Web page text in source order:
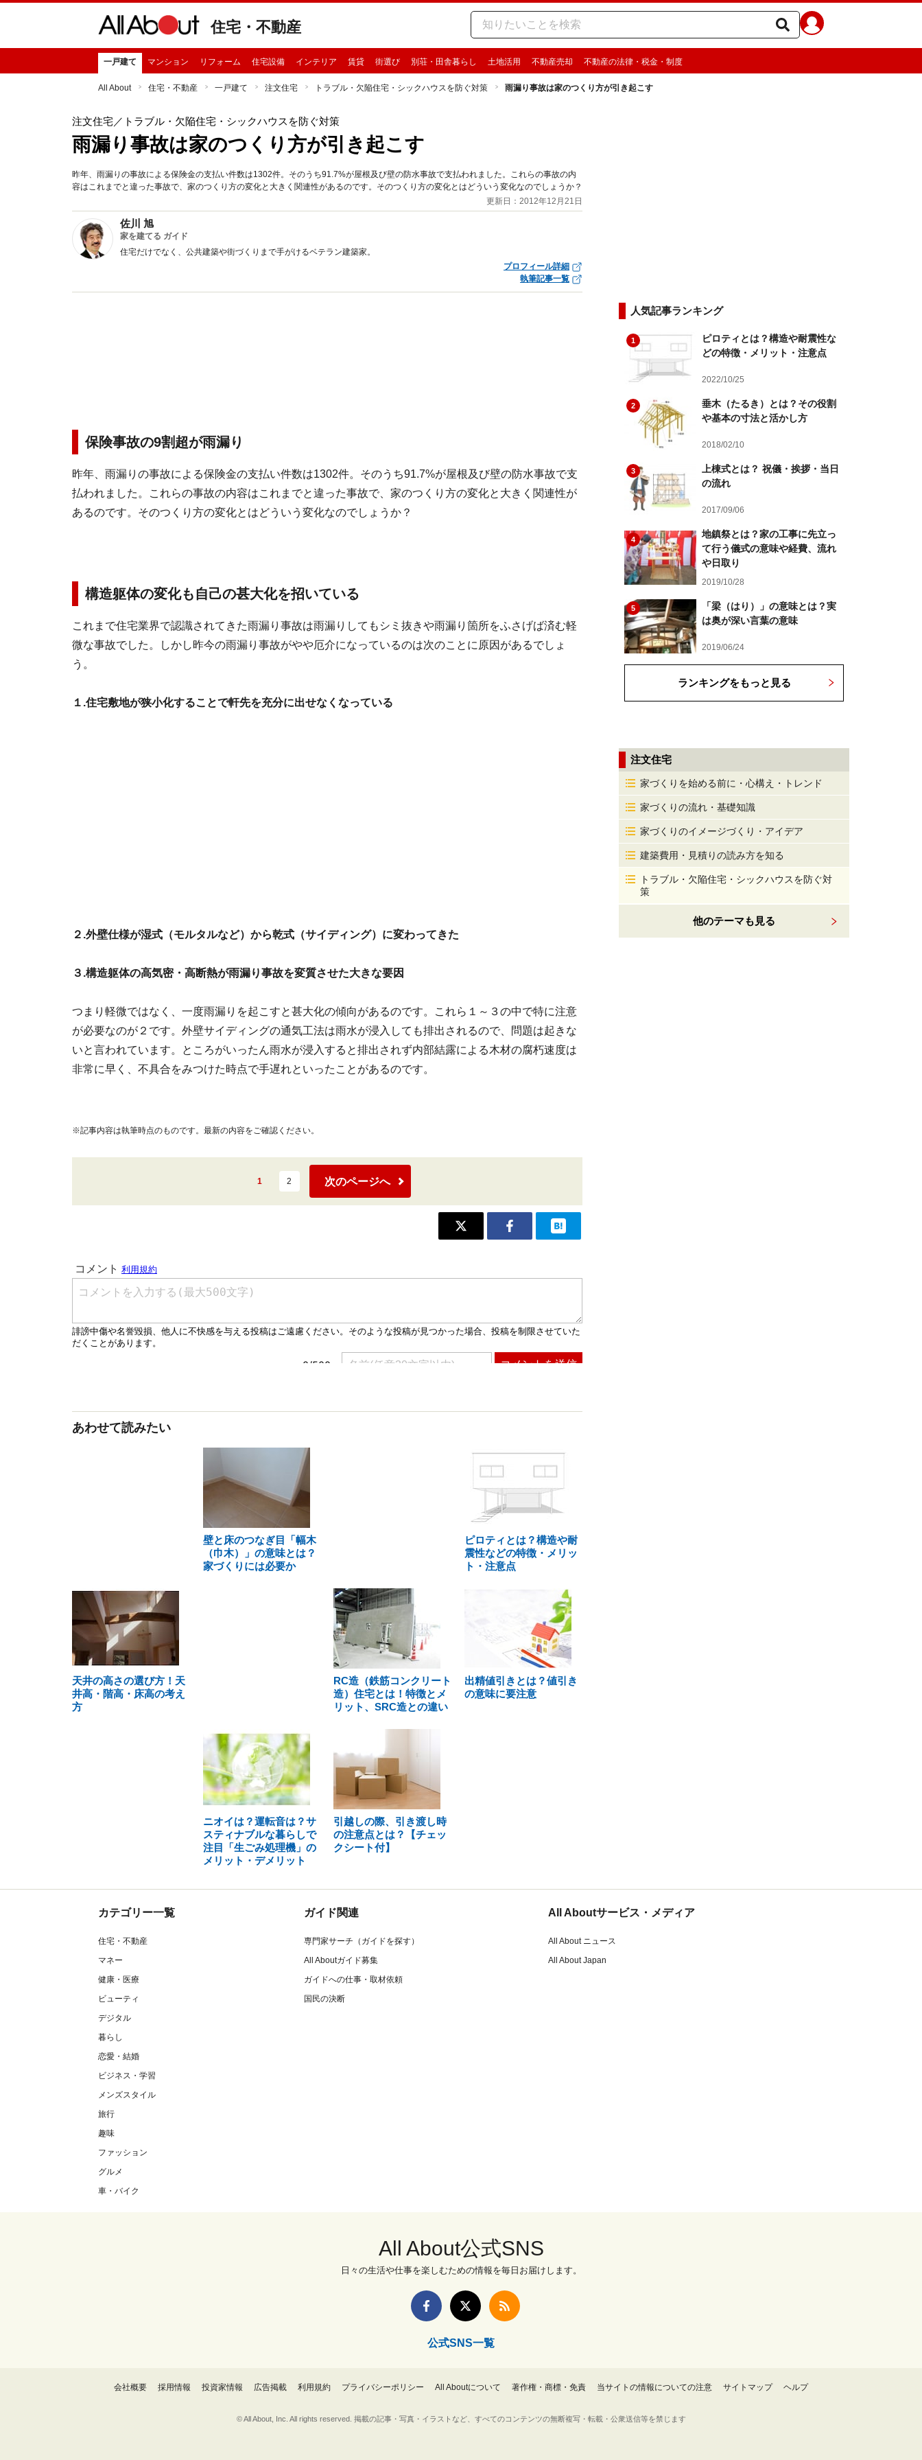
住宅・不動産
一戸建て マンション リフォーム 住宅設備 インテリア 賃貸 街選び 別荘・田舎暮らし 土地活用 不動産売却 不動産の法律・税金・制度
All About 住宅・不動産 一戸建て 注文住宅 トラブル・欠陥住宅・シックハウスを防ぐ対策 雨漏り事故は家のつくり方が引き起こす
注文住宅／トラブル・欠陥住宅・シックハウスを防ぐ対策
雨漏り事故は家のつくり方が引き起こす
昨年、雨漏りの事故による保険金の支払い件数は1302件。そのうち91.7%が屋根及び壁の防水事故で支払われました。これらの事故の内
容はこれまでと違った事故で、家のつくり方の変化と大きく関連性があるのです。そのつくり方の変化とはどういう変化なのでしょうか？
更新日：2012年12月21日
佐川 旭
家を建てる ガイド
住宅だけでなく、公共建築や街づくりまで手がけるベテラン建築家。
プロフィール詳細
執筆記事一覧
保険事故の9割超が雨漏り
昨年、雨漏りの事故による保険金の支払い件数は1302件。そのうち91.7%が屋根及び壁の防水事故で支
払われました。これらの事故の内容はこれまでと違った事故で、家のつくり方の変化と大きく関連性が
あるのです。そのつくり方の変化とはどういう変化なのでしょうか？
構造躯体の変化も自己の甚大化を招いている
これまで住宅業界で認識されてきた雨漏り事故は雨漏りしてもシミ抜きや雨漏り箇所をふさげば済む軽
微な事故でした。しかし昨今の雨漏り事故がやや厄介になっているのは次のことに原因があるでしょ
う。
１.住宅敷地が狭小化することで軒先を充分に出せなくなっている
２.外壁仕様が湿式（モルタルなど）から乾式（サイディング）に変わってきた
３.構造躯体の高気密・高断熱が雨漏り事故を変質させた大きな要因
つまり軽微ではなく、一度雨漏りを起こすと甚大化の傾向があるのです。これら１～３の中で特に注意
が必要なのが２です。外壁サイディングの通気工法は雨水が浸入しても排出されるので、問題は起きな
いと言われています。ところがいったん雨水が浸入すると排出されず内部結露による木材の腐朽速度は
非常に早く、不具合をみつけた時点で手遅れといったことがあるのです。
※記事内容は執筆時点のものです。最新の内容をご確認ください。
1 2 次のページへ
あわせて読みたい
壁と床のつなぎ目「幅木
（巾木）」の意味とは？
家づくりには必要か
ピロティとは？構造や耐
震性などの特徴・メリッ
ト・注意点
天井の高さの選び方！天
井高・階高・床高の考え
方
RC造（鉄筋コンクリート
造）住宅とは！特徴とメ
リット、SRC造との違い
出精値引きとは？値引き
の意味に要注意
ニオイは？運転音は？サ
スティナブルな暮らしで
注目「生ごみ処理機」の
メリット・デメリット
引越しの際、引き渡し時
の注意点とは？【チェッ
クシート付】
人気記事ランキング
1
ピロティとは？構造や耐震性な
どの特徴・メリット・注意点
2022/10/25
2
垂木（たるき）とは？その役割
や基本の寸法と活かし方
2018/02/10
3
上棟式とは？ 祝儀・挨拶・当日
の流れ
2017/09/06
4
地鎮祭とは？家の工事に先立っ
て行う儀式の意味や経費、流れ
や日取り
2019/10/28
5
「梁（はり）」の意味とは？実
は奥が深い言葉の意味
2019/06/24
ランキングをもっと見る
注文住宅
家づくりを始める前に・心構え・トレンド
家づくりの流れ・基礎知識
家づくりのイメージづくり・アイデア
建築費用・見積りの読み方を知る
トラブル・欠陥住宅・シックハウスを防ぐ対
策
他のテーマも見る
カテゴリー一覧
住宅・不動産
マネー
健康・医療
ビューティ
デジタル
暮らし
恋愛・結婚
ビジネス・学習
メンズスタイル
旅行
趣味
ファッション
グルメ
車・バイク
ガイド関連
専門家サーチ（ガイドを探す）
All Aboutガイド募集
ガイドへの仕事・取材依頼
国民の決断
All Aboutサービス・メディア
All About ニュース
All About Japan
All About公式SNS
日々の生活や仕事を楽しむための情報を毎日お届けします。
公式SNS一覧
会社概要 採用情報 投資家情報 広告掲載 利用規約 プライバシーポリシー All Aboutについて 著作権・商標・免責 当サイトの情報についての注意 サイトマップ ヘルプ
© All About, Inc. All rights reserved. 掲載の記事・写真・イラストなど、すべてのコンテンツの無断複写・転載・公衆送信等を禁じます